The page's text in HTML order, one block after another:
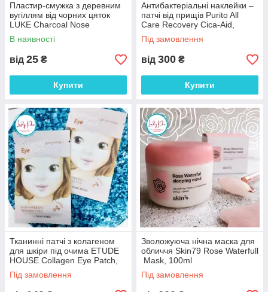
Пластир-смужка з деревним
вугіллям від чорних цяток
LUKE Charcoal Nose
Cleansing Strips, 1шт
В наявності
від 25 ₴
Купити
Антибактеріальні наклейки –
патчі від прищів Purito All
Care Recovery Cica-Aid,
1пакет
Під замовлення
від 300 ₴
Купити
Тканинні патчі з колагеном
для шкіри під очима ETUDE
HOUSE Collagen Eye Patch,
2шт
Під замовлення
Зволожуюча нічна маска для
обличчя Skin79 Rose Waterfull
Mask, 100ml
Під замовлення